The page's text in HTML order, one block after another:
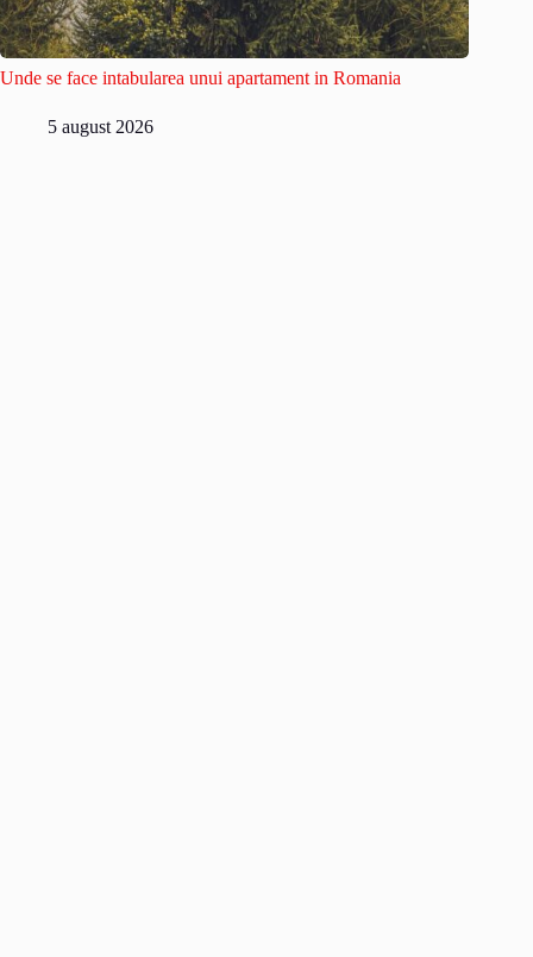
Unde se face intabularea unui apartament in Romania
5 august 2026